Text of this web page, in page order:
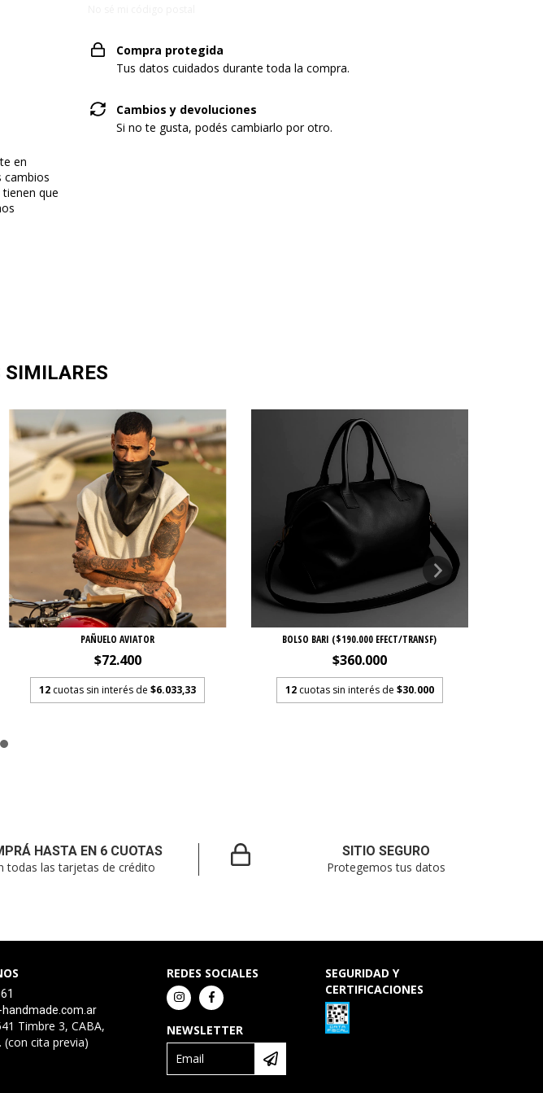
en
cambios
que
Compra protegida
Tus datos cuidados durante toda la compra.
Cambios y devoluciones
Si no te gusta, podés cambiarlo por otro.
SIMILARES
PAÑUELO AVIATOR
$72.400
12 cuotas sin interés de$6.033,33
BOLSO BARI ($190.000 EFECT/TRANSF)
$360.000
12 cuotas sin interés de $30.000
HASTA EN 6 CUOTAS
todas las tarjetas de crédito
SITIO SEGURO
Protegemos tus datos
Timbre 3, CABA,
(con cita previa)
REDES SOCIALES
NEWSLETTER
SEGURIDAD Y
CERTIFICACIONES